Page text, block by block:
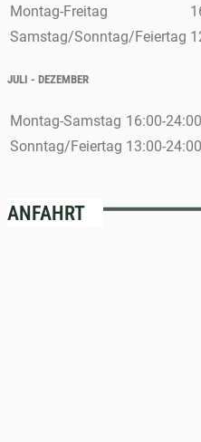
Montag-Freitag
Samstag/Sonntag/Feiertag
JULI - DEZEMBER
Montag-Samstag 16:00-24:00
Sonntag/Feiertag 13:00-24:00
ANFAHRT